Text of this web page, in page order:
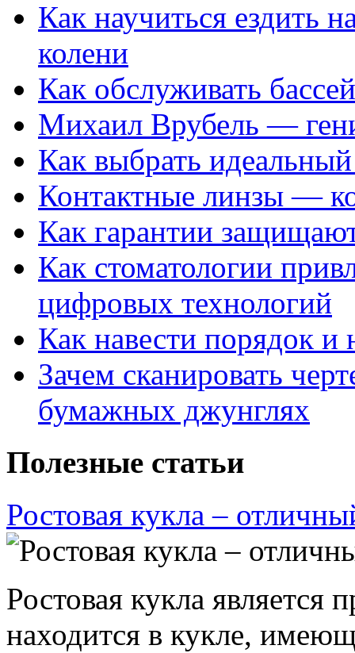
Как научиться ездить
колени
Как обслуживать
Михаил Врубель —
Как выбрать
Контактные линзы —
Как гарантии
Как стоматологии
цифровых технологий
Как навести порядок и
Зачем сканировать
бумажных джунглях
Полезные статьи
Ростовая кукла –
Ростовая кукла является
находится в кукле,